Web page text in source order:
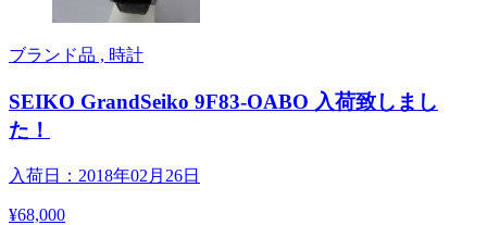
ブランド品 , 時計
SEIKO GrandSeiko 9F83-OABO 入荷致しまし
た！
入荷日：2018年02月26日
¥68,000